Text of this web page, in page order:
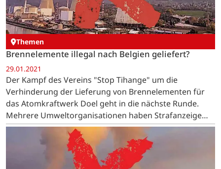
Themen
Brennelemente illegal nach Belgien geliefert?
29.01.2021
Der Kampf des Vereins "Stop Tihange" um die
Verhinderung der Lieferung von Brennelementen für
das Atomkraftwerk Doel geht in die nächste Runde.
Mehrere Umweltorganisationen haben Strafanzeige
gegen Brennelemente-Hersteller und Bundesamt
gestellt. …